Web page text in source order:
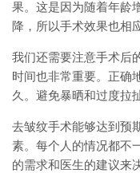
果。这是因为随着年龄
降，所以手术效果也相
我们还需要注意手术后
时间也非常重要。正确
久。避免暴晒和过度拉
去皱纹手术能够达到预
素。每个人的情况都不
的需求和医生的建议来